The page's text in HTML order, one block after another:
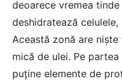
deoarece vremea
deshidratează
Această zonă are
mică de ulei. Pe
puține elemente de